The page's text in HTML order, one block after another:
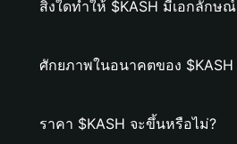
สิ่งใดทำให้ $KASH มีเอกลักษ
ศักยภาพในอนาคตของ $KASH
ราคา $KASH จะขึ้นหรือไม่?